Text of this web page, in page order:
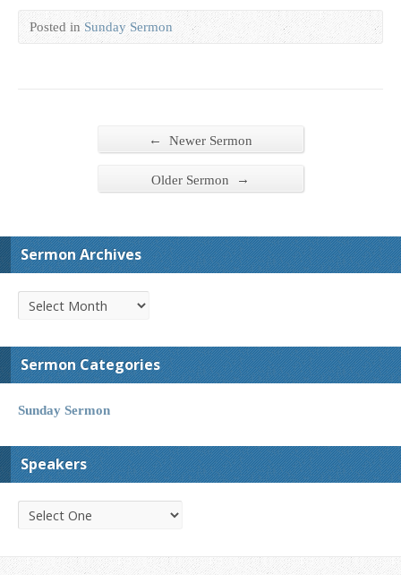
Posted inSunday Sermon
← Newer Sermon
Older Sermon →
Sermon Archives
Sermon Categories
Sunday Sermon
Speakers